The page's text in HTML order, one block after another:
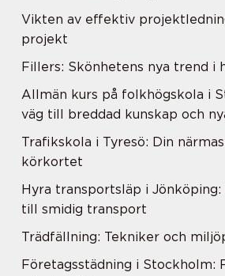
Vikten av effektiv
projekt
Fillers: Skönhetens nya trend i
Allmän kurs på folkhögskola i
väg till breddad kunskap och
Trafikskola i Tyresö: Din
körkortet
Hyra transportsläp i Jönköping:
till smidig transport
Trädfällning: Tekniker och
Företagsstädning i Stockholm: